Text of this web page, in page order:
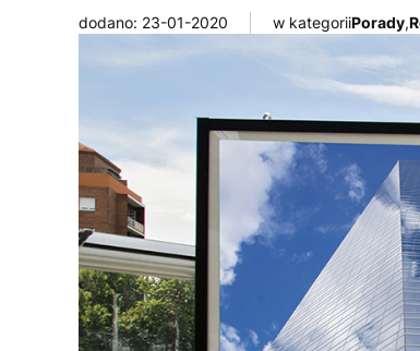
dodano: 23-01-2020 w kategoriiPorady,